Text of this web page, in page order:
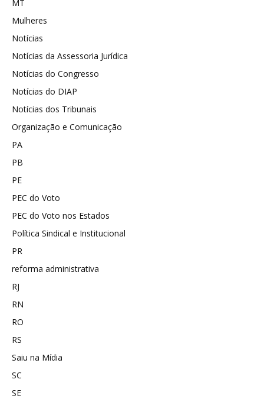
MT
Mulheres
Notícias
Notícias da Assessoria Jurídica
Notícias do Congresso
Notícias do DIAP
Notícias dos Tribunais
Organização e Comunicação
PA
PB
PE
PEC do Voto
PEC do Voto nos Estados
Política Sindical e Institucional
PR
reforma administrativa
RJ
RN
RO
RS
Saiu na Mídia
SC
SE